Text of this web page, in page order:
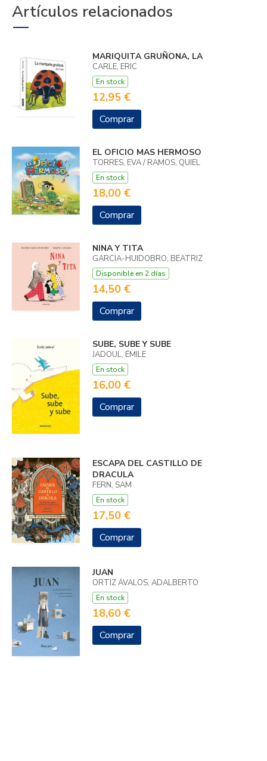
Artículos relacionados
MARIQUITA GRUÑONA, LA
CARLE, ERIC
En stock
12,95 €
Comprar
EL OFICIO MAS HERMOSO
TORRES, EVA / RAMOS, QUIEL
En stock
18,00 €
Comprar
NINA Y TITA
GARCÍA-HUIDOBRO, BEATRIZ
Disponible en 2 días
14,50 €
Comprar
SUBE, SUBE Y SUBE
JADOUL, ÉMILE
En stock
16,00 €
Comprar
ESCAPA DEL CASTILLO DE
DRACULA
FERN, SAM
En stock
17,50 €
Comprar
JUAN
ORTÍZ ÁVALOS, ADALBERTO
En stock
18,60 €
Comprar